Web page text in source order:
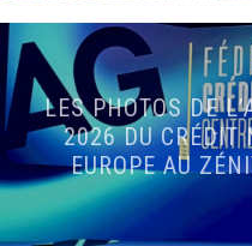
LES PHOTOS DE
2026 DU CRÉDIT
EUROPE AU